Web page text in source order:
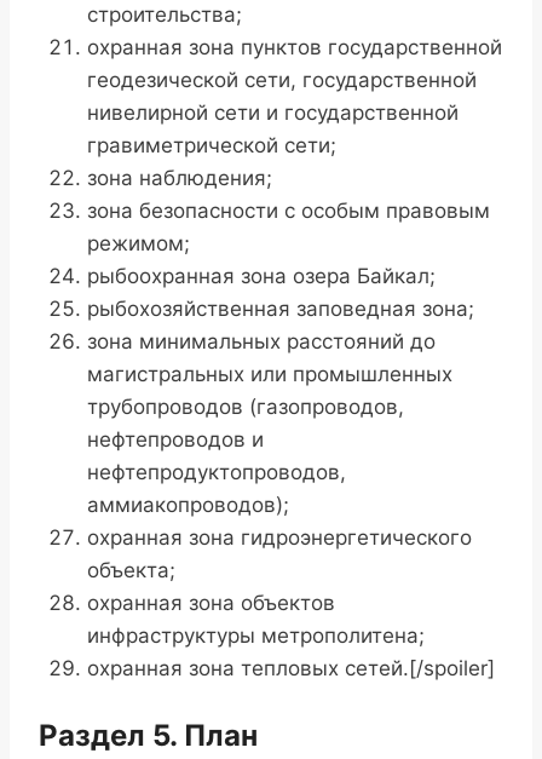
строительства;
охранная зона пунктов государственной
геодезической сети, государственной
нивелирной сети и государственной
гравиметрической сети;
зона наблюдения;
зона безопасности с особым правовым
режимом;
рыбоохранная зона озера Байкал;
рыбохозяйственная заповедная зона;
зона минимальных расстояний до
магистральных или промышленных
трубопроводов (газопроводов,
нефтепроводов и
нефтепродуктопроводов,
аммиакопроводов);
охранная зона гидроэнергетического
объекта;
охранная зона объектов
инфраструктуры метрополитена;
охранная зона тепловых сетей.[/spoiler]
Раздел 5. План